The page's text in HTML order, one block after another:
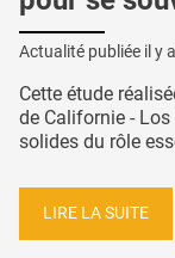
Actualité publiée il y a
Cette étude
de Californie -
solides du rôle
LIRE LA SUITE